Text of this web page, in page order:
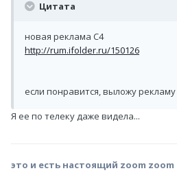
Цитата
новая реклама С4
http://rum.ifolder.ru/150126
если понравится, выложу
Я ее по телеку даже видела...
это и есть настоящий zoom zoom